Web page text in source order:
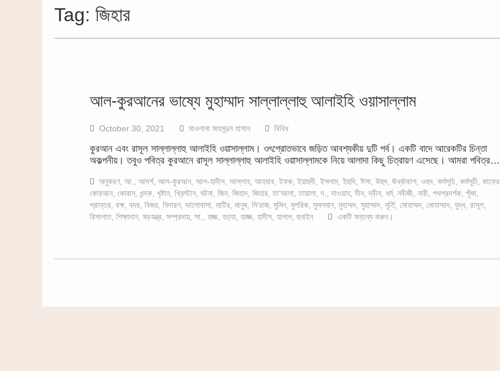
Tag: জিহার
আল-কুরআনের ভাষ্যে মুহাম্মাদ সাল্লাল্লাহু আলাইহি ওয়াসাল্লাম
October 30, 2021 মাওলানা মাহমূদুল হাসান বিবিধ
কুরআন এবং রাসূল সাল্লাল্লাহু আলাইহি ওয়াসাল্লাম। ওৎপ্রোতভাবে জড়িত আবশ্যকীয় দুটি পর্ব। একটি বাদে আরেকটির চিন্তা
অকল্পনীয়। তবুও পবিত্র কুরআনে রাসূল সাল্লাল্লাহু আলাইহি ওয়াসাল্লামকে নিয়ে আলাদা কিছু চিত্রায়ণ এসেছে। আমরা পবিত্র…
অনুকরণ, আ. আদর্শ, আল-কুরআন আল-হাদীস আল্লাহ, আহযাব ইফক ইয়াহুদী ইসলাম, ইহুদি ঈসা উহুদ ঊর্ধ্বাকাশ ওহুদ কর্মসূচি কর্মসূচী কাফের
কোরআন কোরান খন্দক খৃষ্টান খ্রিস্টান ঘটনা জিন জিহাদ জিহার ,তা‘আলা ,তায়ালা ,দ. ,দাওয়াহ,দীন ,দ্বীন ধর্ম, নবীজী নারী পথপ্রদর্শক পূঁজা
প্রান্তর বক্ষ, বদর বিজয় বিদারণ, ভালোবাসা মাটির মানুষ মি’রাজ, মুমিন মুশরিক মুসলমান মুহাম্মদ মুহাম্মাদ মূর্তি, মোহাম্মদ মোহাম্মাদ যুদ্ধ, রাসূল
রিসালাত, শিক্ষাদান ষড়যন্ত্র সম্প্রদায় সা. হজ্জ হত্যা হাজ্জ হাদীস হালাল ,হুনাইন একটি মন্তব্য করুন।